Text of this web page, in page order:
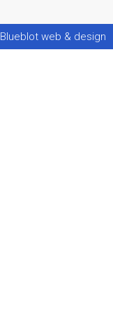
Blueblot web & design